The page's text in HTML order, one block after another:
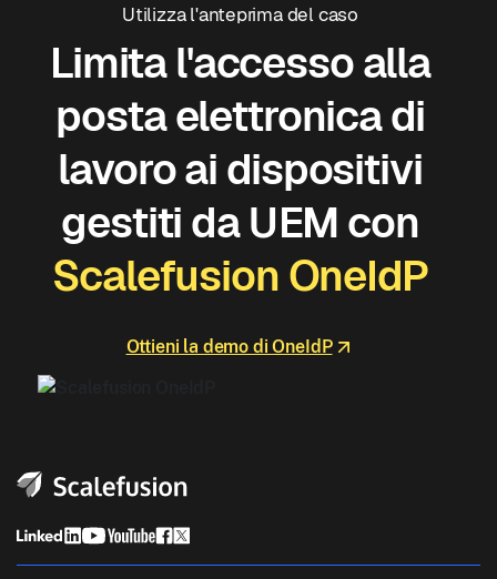
Utilizza l'anteprima del caso
Limita l'accesso alla
posta elettronica di
lavoro ai dispositivi
gestiti da UEM con
Scalefusion OneIdP
Ottieni la demo di OneIdP